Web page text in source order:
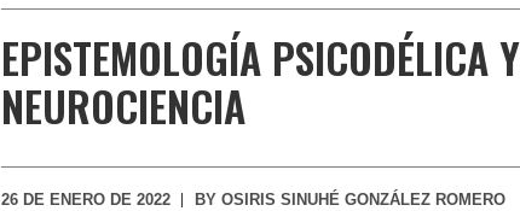
EPISTEMOLOGÍA PSICODÉLICA Y
NEUROCIENCIA
26 DE ENERO DE 2022 BY OSIRIS SINUHÉ GONZÁLEZ ROMERO